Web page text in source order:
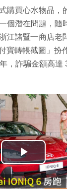
購買心水物品，
個潛在問題，隨
江諸暨一商店老
寶轉帳截圖」扮
，詐騙金額高達
播
放